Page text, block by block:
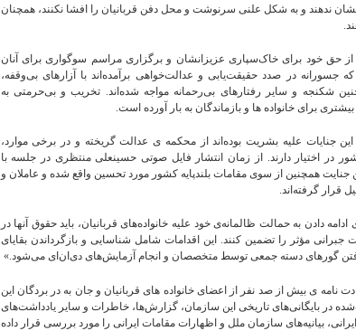
ندهند و به شکل علنی سرنوشت و محل دفن قربانیان را افشا نکنند، همچنان
حق خود برای خاک‌سپاری عزیزانشان و برگزاری مراسم سوگواری برای آنان
جسورانه در صدد حقیقت‌یابی و عدالت‌خواهی برآمده‌اند با آزارهای بی‌وقفه،
شکنجه و سایر رفتارهای بی‌رحمانه مواجه شده‌اند. تخریب و بی‌حرمتی به
برای خانواده ‌ها و بازماندگان به بار آورده است.
جنایات علیه بشریت بوده‌اند از محکمه ‌ی عدالت گریخته و در برخی موارد،
در اختیار دارند. از زمان انتشار فایل صوتی حسینعلی منتظری در جلسه با
“هیئت مرگ” تهران در سال ۶۷ ، این جنایت همچنین از سوی مقامات بلندپایه کشور مورد تحسین واقع شده و عاملان و
قرار گرفته‌اند.
دادن به حمالت ظالمانه‌ی خود علیه خانواده‌های قربانیان، باید حقوق آنها در
جبرانی مؤثر را تضمین کنند. این اقدامات شامل شناسایی و بازگرداندن بقایای
گورهای دسته‌ جمعی توسط متخصصان و انجام آزمایش‌های دی‌ان‌ای می‌شود.»
نامه‌ ی بیش از صد نفر از اعضای خانواده ‌های قربانیان و جان به در بردگان این
در بایگانی‌های تاریخی این سازمان، گزارش‌ها، خاطرات و سایر یادداشت‌های
بیانیه‌های سازمان ملل و اظهارات مقامات ایرانی را مورد بررسی قرار داده